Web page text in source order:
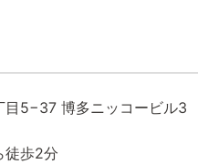
目5−37 博多ニッコービル3
徒歩2分